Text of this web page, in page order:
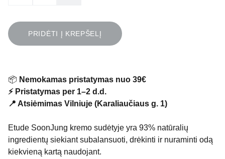
PRIDĖTI Į KREPŠELĮ
📦 Nemokamas pristatymas nuo 39€
⚡ Pristatymas per 1–2 d.d.
📍 Atsiėmimas Vilniuje (Karaliaučiaus g. 1)
Etude SoonJung kremo sudėtyje yra 93% natūralių
ingredientų siekiant subalansuoti, drėkinti ir nuraminti odą
kiekvieną kartą naudojant.